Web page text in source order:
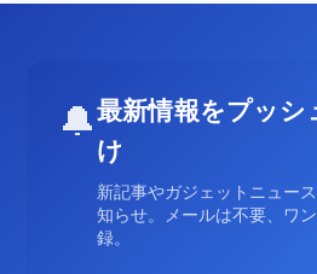
🔔最新情報をプッシ
け
新記事やガジェットニュー
知らせ。メールは不要、ワ
録。